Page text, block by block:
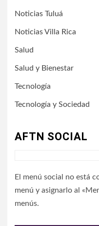
Noticias Tuluá
Noticias Villa Rica
Salud
Salud y Bienestar
Tecnología
Tecnología y Sociedad
AFTN SOCIAL
El menú social no está
menú y asignarlo al
menús.